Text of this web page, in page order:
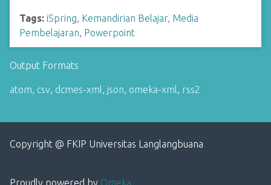
Tags: iSpring, Kemandirian Belajar, Media
Pembelajaran, Powerpoint
Output Formats
atom, csv, dcmes-xml, json, omeka-xml, rss2
Copyright @ FKIP Universitas Langlangbuana
Proudly powered by Omeka